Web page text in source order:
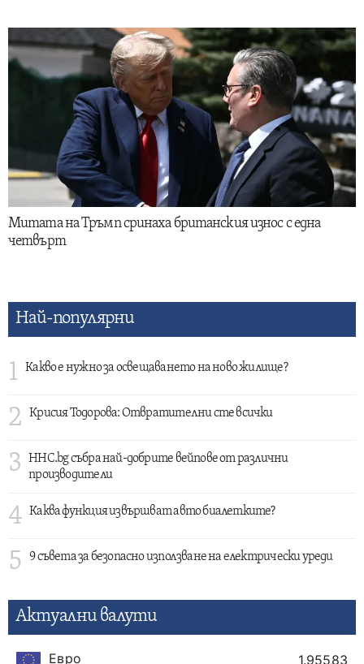
Митата на Тръмп сринаха британския износ с една
четвърт
Най-популярни
1 Какво е нужно за освещаването на ново жилище?
2 Крисия Тодорова: Отвратителни сте всички
3
HHC.bg събра най-добрите вейпове от различни
производители
4 Каква функция извършват авто биалетките?
5 9 съвета за безопасно използване на електрически уреди
Актуални валути
Евро
1.95583